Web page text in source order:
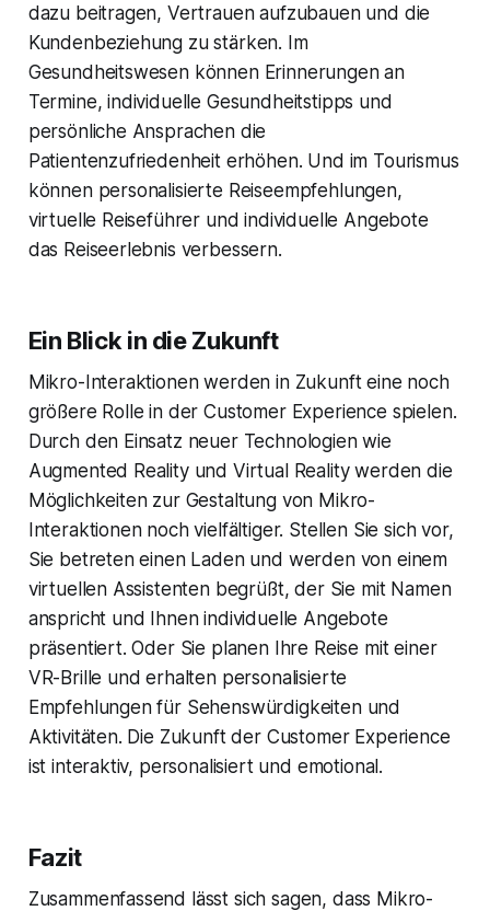
dazu beitragen, Vertrauen aufzubauen und die
Kundenbeziehung zu stärken. Im
Gesundheitswesen können Erinnerungen an
Termine, individuelle Gesundheitstipps und
persönliche Ansprachen die
Patientenzufriedenheit erhöhen. Und im Tourismus
können personalisierte Reiseempfehlungen,
virtuelle Reiseführer und individuelle Angebote
das Reiseerlebnis verbessern.
Ein Blick in die Zukunft
Mikro-Interaktionen werden in Zukunft eine noch
größere Rolle in der Customer Experience spielen.
Durch den Einsatz neuer Technologien wie
Augmented Reality und Virtual Reality werden die
Möglichkeiten zur Gestaltung von Mikro-
Interaktionen noch vielfältiger. Stellen Sie sich vor,
Sie betreten einen Laden und werden von einem
virtuellen Assistenten begrüßt, der Sie mit Namen
anspricht und Ihnen individuelle Angebote
präsentiert. Oder Sie planen Ihre Reise mit einer
VR-Brille und erhalten personalisierte
Empfehlungen für Sehenswürdigkeiten und
Aktivitäten. Die Zukunft der Customer Experience
ist interaktiv, personalisiert und emotional.
Fazit
Zusammenfassend lässt sich sagen, dass Mikro-